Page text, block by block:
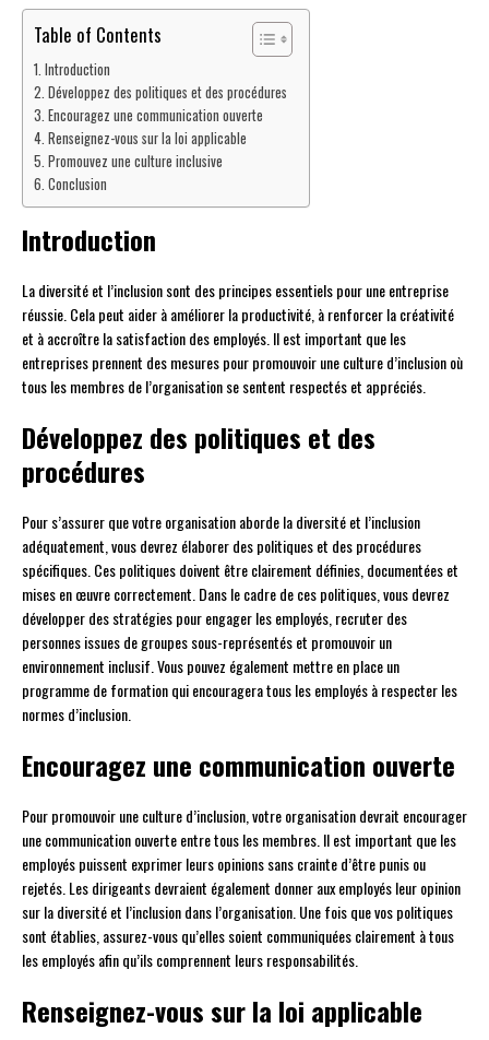
Table of Contents
Introduction
Développez des politiques et des procédures
Encouragez une communication ouverte
Renseignez-vous sur la loi applicable
Promouvez une culture inclusive
Conclusion
Introduction
La diversité et l’inclusion sont des principes essentiels pour une entreprise
réussie. Cela peut aider à améliorer la productivité, à renforcer la créativité
et à accroître la satisfaction des employés. Il est important que les
entreprises prennent des mesures pour promouvoir une culture d’inclusion où
tous les membres de l’organisation se sentent respectés et appréciés.
Développez des politiques et des
procédures
Pour s’assurer que votre organisation aborde la diversité et l’inclusion
adéquatement, vous devrez élaborer des politiques et des procédures
spécifiques. Ces politiques doivent être clairement définies, documentées et
mises en œuvre correctement. Dans le cadre de ces politiques, vous devrez
développer des stratégies pour engager les employés, recruter des
personnes issues de groupes sous-représentés et promouvoir un
environnement inclusif. Vous pouvez également mettre en place un
programme de formation qui encouragera tous les employés à respecter les
normes d’inclusion.
Encouragez une communication ouverte
Pour promouvoir une culture d’inclusion, votre organisation devrait encourager
une communication ouverte entre tous les membres. Il est important que les
employés puissent exprimer leurs opinions sans crainte d’être punis ou
rejetés. Les dirigeants devraient également donner aux employés leur opinion
sur la diversité et l’inclusion dans l’organisation. Une fois que vos politiques
sont établies, assurez-vous qu’elles soient communiquées clairement à tous
les employés afin qu’ils comprennent leurs responsabilités.
Renseignez-vous sur la loi applicable